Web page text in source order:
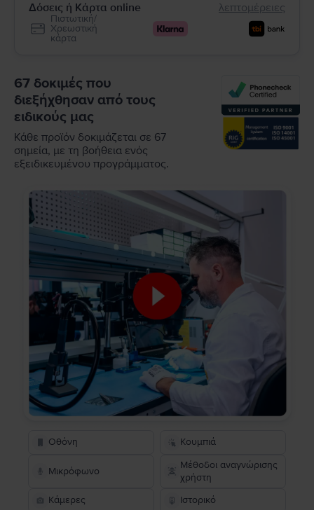
Δόσεις ή Κάρτα online λεπτομέρειες
Πιστωτική/
Χρεωστική
κάρτα
67 δοκιμές που
διεξήχθησαν από τους
ειδικούς μας
Κάθε προϊόν δοκιμάζεται σε 67
σημεία, με τη βοήθεια ενός
εξειδικευμένου προγράμματος.
Οθόνη Κουμπιά
Μικρόφωνο
Μέθοδοι αναγνώρισης
χρήστη
Κάμερες
Ιστορικό